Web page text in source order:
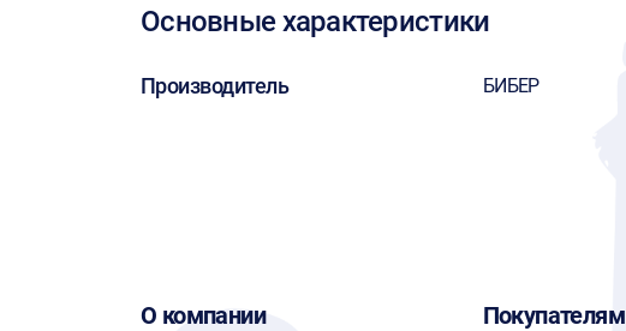
Основные характеристики
Производитель БИБЕР
О компании Покупателям